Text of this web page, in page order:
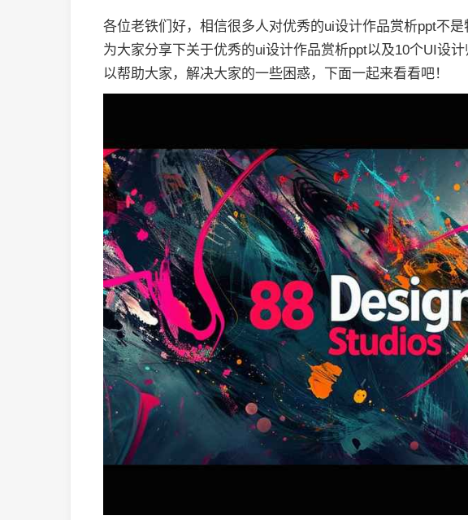
各位老铁们好，相信很多人对优秀的ui设计作品赏析ppt不
为大家分享下关于优秀的ui设计作品赏析ppt以及10个UI设
以帮助大家，解决大家的一些困惑，下面一起来看看吧！